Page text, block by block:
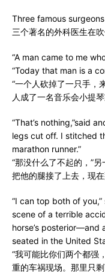
Three famous
三个著名的外科医生在
“A man came to me
“Today that man is a
“一个人砍掉了一只手，
人成了一名音乐会小提
“That’s nothing,”said
legs cut off. I stitched
marathon runner.”
“那没什么了不起的，”
把他的腿接了上去，现
“I can top both of
scene of a terrible
horse’s posterior—and
seated in the United
“我可能比你们两个都强
重的车祸现场。那里只